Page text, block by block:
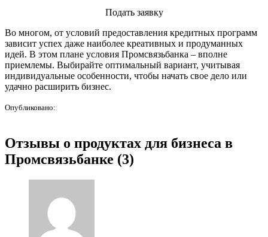
Подать заявку
Во многом, от условий предоставления кредитных программ
зависит успех даже наиболее креативных и продуманных
идей. В этом плане условия Промсвязьбанка – вполне
приемлемы. Выбирайте оптимальный вариант, учитывая
индивидуальные особенности, чтобы начать свое дело или
удачно расширить бизнес.
Опубликовано:
Отзывы о продуктах для бизнеса в
Промсвязьбанке (3)